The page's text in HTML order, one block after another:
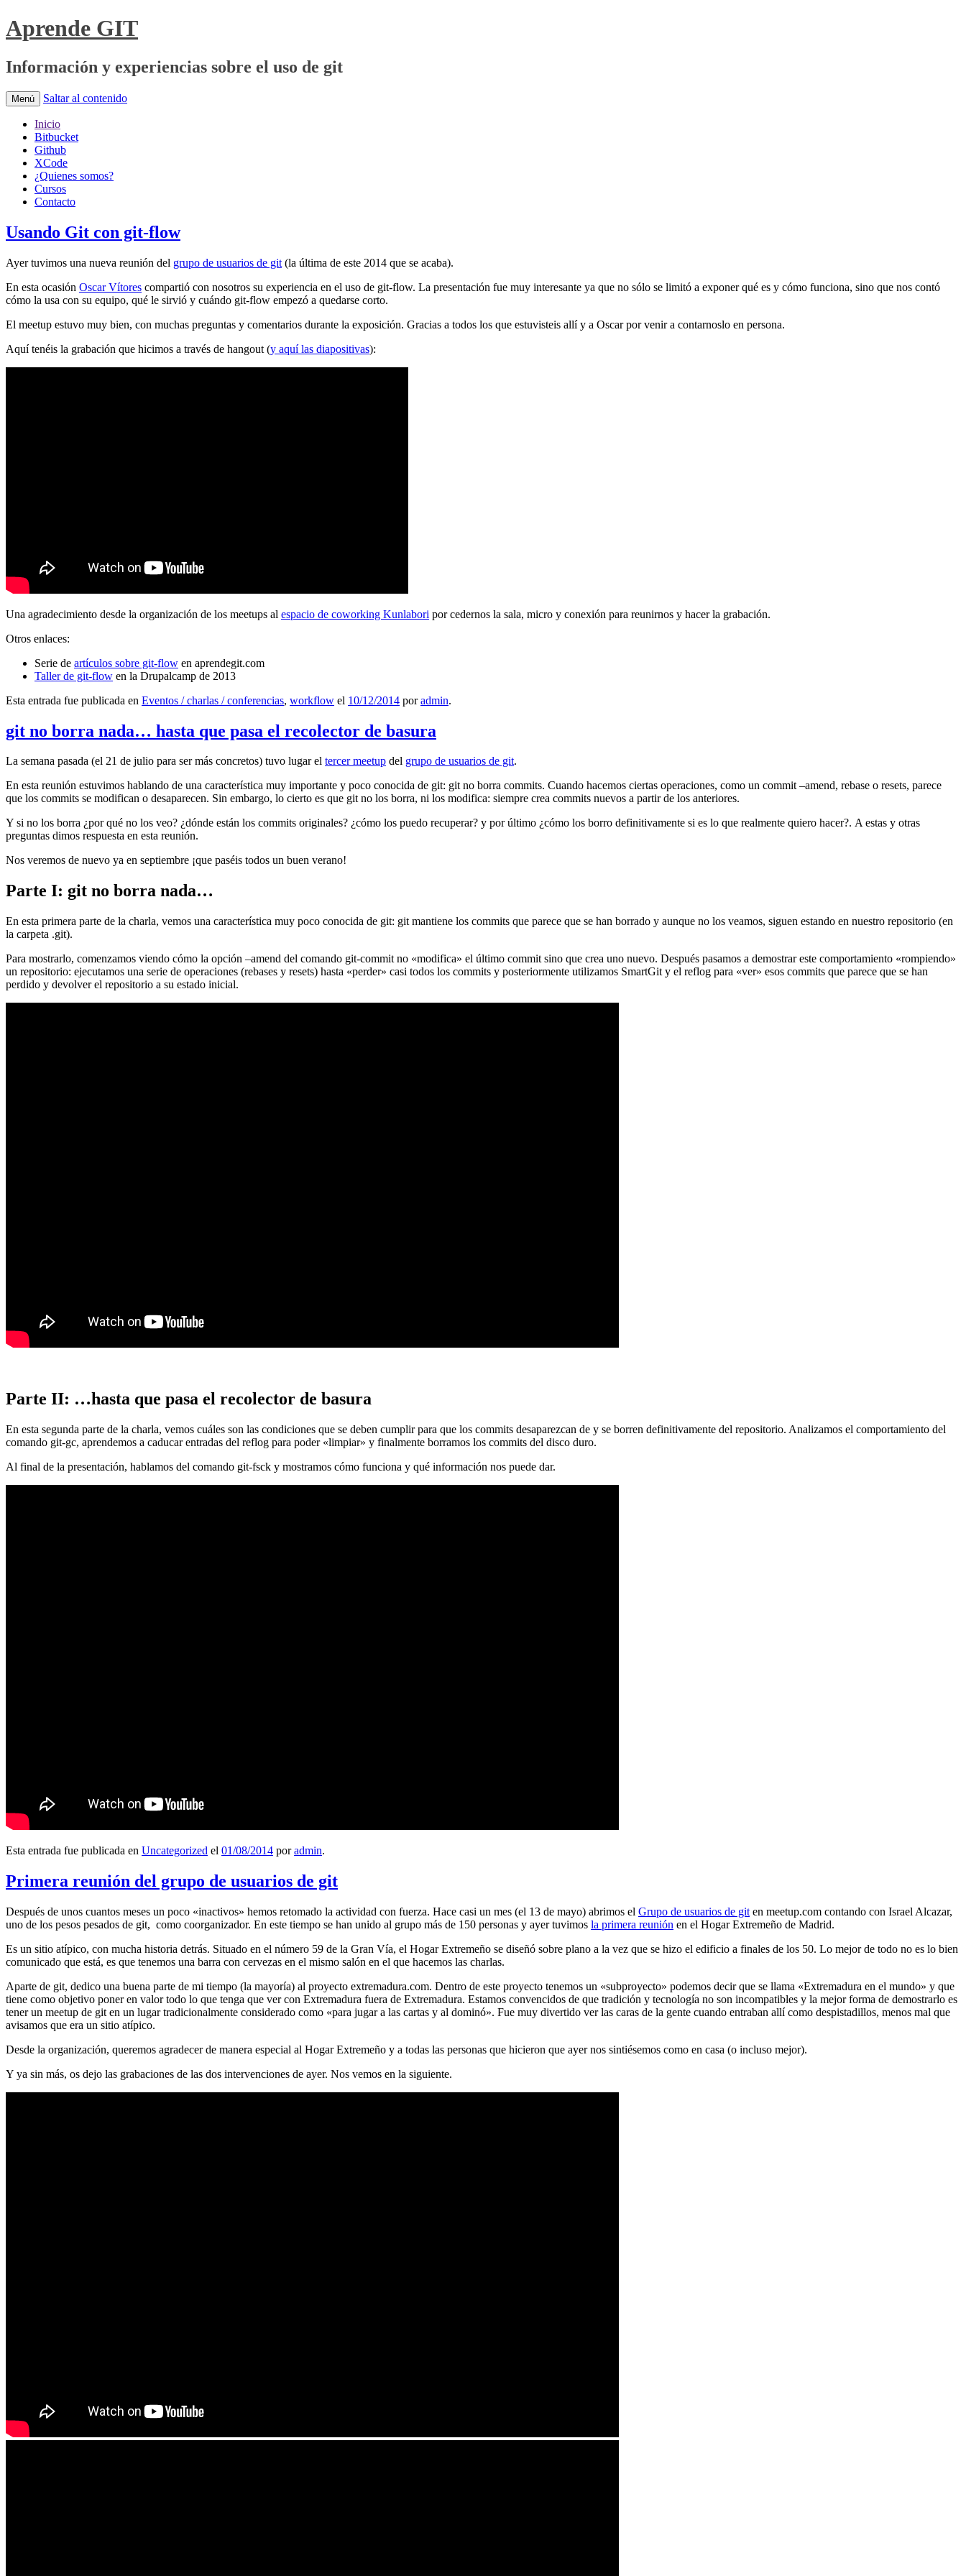
Aprende GIT
Información y experiencias sobre el uso de git
Menú Saltar al contenido
Inicio
Bitbucket
Github
XCode
¿Quienes somos?
Cursos
Contacto
Usando Git con git-flow
Ayer tuvimos una nueva reunión del grupo de usuarios de git (la última de este 2014 que se acaba).
En esta ocasión Oscar Vítores compartió con nosotros su experiencia en el uso de git-flow. La presentación fue muy interesante ya que no sólo se limitó a exponer qué es y cómo funciona, sino que nos contó
cómo la usa con su equipo, qué le sirvió y cuándo git-flow empezó a quedarse corto.
El meetup estuvo muy bien, con muchas preguntas y comentarios durante la exposición. Gracias a todos los que estuvisteis allí y a Oscar por venir a contarnoslo en persona.
Aquí tenéis la grabación que hicimos a través de hangout (y aquí las diapositivas):
Una agradecimiento desde la organización de los meetups al espacio de coworking Kunlabori por cedernos la sala, micro y conexión para reunirnos y hacer la grabación.
Otros enlaces:
Serie de artículos sobre git-flow en aprendegit.com
Taller de git-flow en la Drupalcamp de 2013
Esta entrada fue publicada en Eventos / charlas / conferencias, workflow el 10/12/2014 poradmin.
git no borra nada… hasta que pasa el recolector de basura
La semana pasada (el 21 de julio para ser más concretos) tuvo lugar el tercer meetup del grupo de usuarios de git.
En esta reunión estuvimos hablando de una característica muy importante y poco conocida de git: git no borra commits. Cuando hacemos ciertas operaciones, como un commit –amend, rebase o resets, parece
que los commits se modifican o desaparecen. Sin embargo, lo cierto es que git no los borra, ni los modifica: siempre crea commits nuevos a partir de los anteriores.
Y si no los borra ¿por qué no los veo? ¿dónde están los commits originales? ¿cómo los puedo recuperar? y por último ¿cómo los borro definitivamente si es lo que realmente quiero hacer?. A estas y otras
preguntas dimos respuesta en esta reunión.
Nos veremos de nuevo ya en septiembre ¡que paséis todos un buen verano!
Parte I: git no borra nada…
En esta primera parte de la charla, vemos una característica muy poco conocida de git: git mantiene los commits que parece que se han borrado y aunque no los veamos, siguen estando en nuestro repositorio (en
la carpeta .git).
Para mostrarlo, comenzamos viendo cómo la opción –amend del comando git-commit no «modifica» el último commit sino que crea uno nuevo. Después pasamos a demostrar este comportamiento «rompiendo»
un repositorio: ejecutamos una serie de operaciones (rebases y resets) hasta «perder» casi todos los commits y posteriormente utilizamos SmartGit y el reflog para «ver» esos commits que parece que se han
perdido y devolver el repositorio a su estado inicial.
Parte II: …hasta que pasa el recolector de basura
En esta segunda parte de la charla, vemos cuáles son las condiciones que se deben cumplir para que los commits desaparezcan de y se borren definitivamente del repositorio. Analizamos el comportamiento del
comando git-gc, aprendemos a caducar entradas del reflog para poder «limpiar» y finalmente borramos los commits del disco duro.
Al final de la presentación, hablamos del comando git-fsck y mostramos cómo funciona y qué información nos puede dar.
Esta entrada fue publicada en Uncategorized el 01/08/2014 poradmin.
Primera reunión del grupo de usuarios de git
Después de unos cuantos meses un poco «inactivos» hemos retomado la actividad con fuerza. Hace casi un mes (el 13 de mayo) abrimos el Grupo de usuarios de git en meetup.com contando con Israel Alcazar,
uno de los pesos pesados de git, como coorganizador. En este tiempo se han unido al grupo más de 150 personas y ayer tuvimos la primera reunión en el Hogar Extremeño de Madrid.
Es un sitio atípico, con mucha historia detrás. Situado en el número 59 de la Gran Vía, el Hogar Extremeño se diseñó sobre plano a la vez que se hizo el edificio a finales de los 50. Lo mejor de todo no es lo bien
comunicado que está, es que tenemos una barra con cervezas en el mismo salón en el que hacemos las charlas.
Aparte de git, dedico una buena parte de mi tiempo (la mayoría) al proyecto extremadura.com. Dentro de este proyecto tenemos un «subproyecto» podemos decir que se llama «Extremadura en el mundo» y que
tiene como objetivo poner en valor todo lo que tenga que ver con Extremadura fuera de Extremadura. Estamos convencidos de que tradición y tecnología no son incompatibles y la mejor forma de demostrarlo es
tener un meetup de git en un lugar tradicionalmente considerado como «para jugar a las cartas y al dominó». Fue muy divertido ver las caras de la gente cuando entraban allí como despistadillos, menos mal que
avisamos que era un sitio atípico.
Desde la organización, queremos agradecer de manera especial al Hogar Extremeño y a todas las personas que hicieron que ayer nos sintiésemos como en casa (o incluso mejor).
Y ya sin más, os dejo las grabaciones de las dos intervenciones de ayer. Nos vemos en la siguiente.